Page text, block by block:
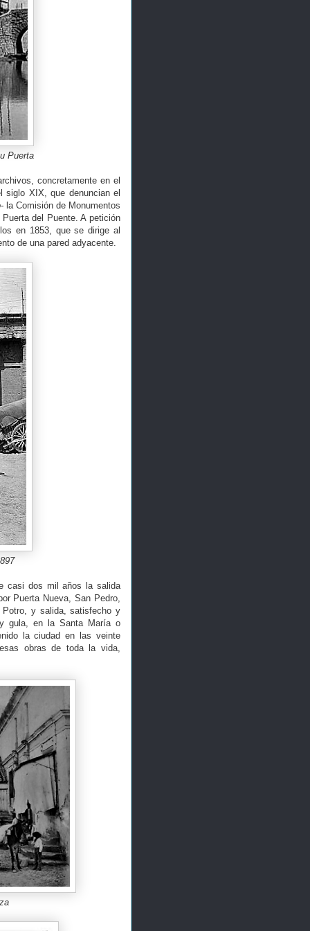
Puerta
concretamente en el
siglo XIX, que denuncian el
la Comisión de Monumentos
del Puente. A petición
en 1853, que se dirige al
de una pared adyacente.
casi dos mil años la salida
Puerta Nueva, San Pedro,
y salida, satisfecho y
gula, en la Santa María o
la ciudad en las veinte
obras de toda la vida,